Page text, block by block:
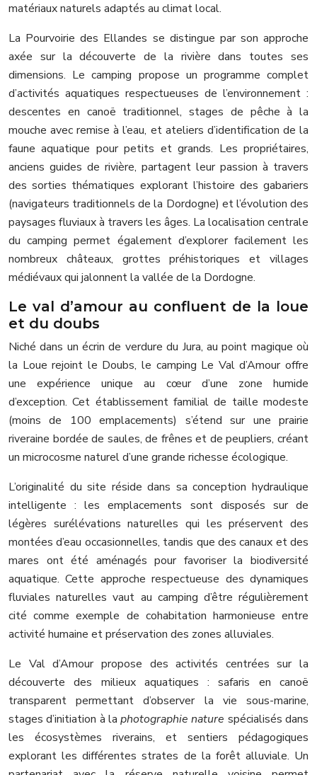
matériaux naturels adaptés au climat local.
La Pourvoirie des Ellandes se distingue par son approche
axée sur la découverte de la rivière dans toutes ses
dimensions. Le camping propose un programme complet
d’activités aquatiques respectueuses de l’environnement :
descentes en canoë traditionnel, stages de pêche à la
mouche avec remise à l’eau, et ateliers d’identification de la
faune aquatique pour petits et grands. Les propriétaires,
anciens guides de rivière, partagent leur passion à travers
des sorties thématiques explorant l’histoire des gabariers
(navigateurs traditionnels de la Dordogne) et l’évolution des
paysages fluviaux à travers les âges. La localisation centrale
du camping permet également d’explorer facilement les
nombreux châteaux, grottes préhistoriques et villages
médiévaux qui jalonnent la vallée de la Dordogne.
Le val d’amour au confluent de la loue
et du doubs
Niché dans un écrin de verdure du Jura, au point magique où
la Loue rejoint le Doubs, le camping Le Val d’Amour offre
une expérience unique au cœur d’une zone humide
d’exception. Cet établissement familial de taille modeste
(moins de 100 emplacements) s’étend sur une prairie
riveraine bordée de saules, de frênes et de peupliers, créant
un microcosme naturel d’une grande richesse écologique.
L’originalité du site réside dans sa conception hydraulique
intelligente : les emplacements sont disposés sur de
légères surélévations naturelles qui les préservent des
montées d’eau occasionnelles, tandis que des canaux et des
mares ont été aménagés pour favoriser la biodiversité
aquatique. Cette approche respectueuse des dynamiques
fluviales naturelles vaut au camping d’être régulièrement
cité comme exemple de cohabitation harmonieuse entre
activité humaine et préservation des zones alluviales.
Le Val d’Amour propose des activités centrées sur la
découverte des milieux aquatiques : safaris en canoë
transparent permettant d’observer la vie sous-marine,
stages d’initiation à laphotographie nature spécialisés dans
les écosystèmes riverains, et sentiers pédagogiques
explorant les différentes strates de la forêt alluviale. Un